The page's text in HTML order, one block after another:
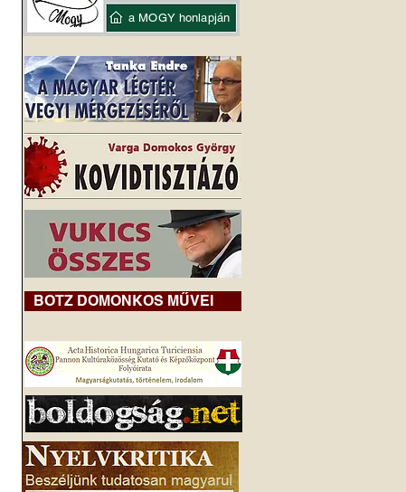
BOTZ DOMONKOS MŰVEI
a MOGY honlapján